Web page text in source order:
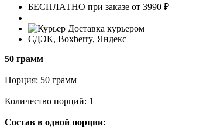
БЕСПЛАТНО при заказе от 3990 ₽
Доставка курьером
СДЭК, Boxberry, Яндекс
50 грамм
Порция: 50 грамм
Количество порций: 1
Состав в одной порции: